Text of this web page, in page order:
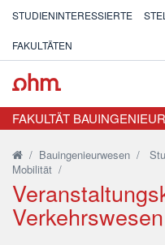
STUDIENINTERESSIERTE
FAKULTÄTEN
FAKULTÄT
/ Bauingenieurwesen /
Mobilität /
Verkehrswesen